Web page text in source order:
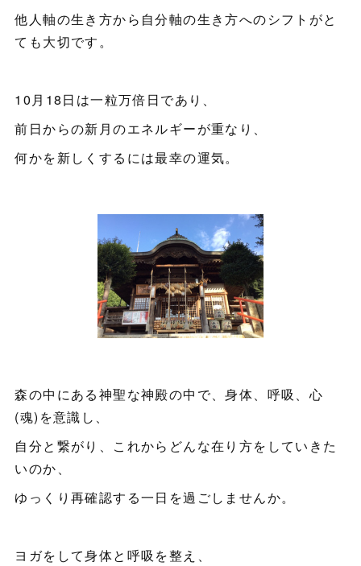
他人軸の生き方から自分軸の生き方へのシフトがと
ても大切です。
10月18日は一粒万倍日であり、
前日からの新月のエネルギーが重なり、
何かを新しくするには最幸の運気。
森の中にある神聖な神殿の中で、身体、呼吸、心
(魂)を意識し、
自分と繋がり、これからどんな在り方をしていきた
いのか、
ゆっくり再確認する一日を過ごしませんか。
ヨガをして身体と呼吸を整え、